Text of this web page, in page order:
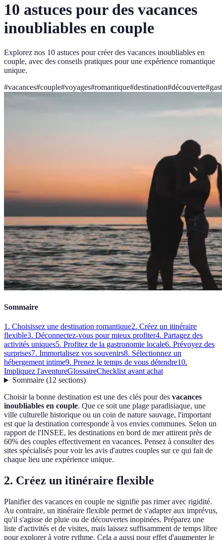
10 astuces pour des vacances
inoubliables en couple
Explorez nos 10 astuces pour créer des vacances inoubliables en
couple, avec des conseils pratiques pour une expérience romantique
unique.
#vacances#couple#voyages#romantique#destination#découverte#
Sommaire
1. Choisissez une destination romantique2. Créez un itinéraire
flexible3. Déconnectez-vous pour mieux profiter4. Partagez des
activités uniques5. Profitez de la gastronomie locale6. Prévoyez des
surprises7. Immortalisez vos souvenirs8. Sélectionnez un
hébergement intime9. Prenez le temps de vous détendre10.
Impliquez l'aventureGlossaireChecklist avant achat
Sommaire(12 sections)
Choisir la bonne destination est une des clés pour des vacances
inoubliables en couple. Que ce soit une plage paradisiaque, une
ville culturelle historique ou un coin de nature sauvage, l'important
est que la destination corresponde à vos envies communes. Selon un
rapport de l'INSEE, les destinations en bord de mer attirent près de
60% des couples effectivement en vacances. Pensez à consulter des
sites spécialisés pour voir les avis d'autres couples sur ce qui fait de
chaque lieu une expérience unique.
2. Créez un itinéraire flexible
Planifier des vacances en couple ne signifie pas rimer avec rigidité.
Au contraire, un itinéraire flexible permet de s'adapter aux imprévus,
qu'il s'agisse de pluie ou de découvertes inopinées. Préparez une
liste d'activités et de visites, mais laissez suffisamment de temps libre
pour explorer à votre rythme. Cela a aussi pour effet d'augmenter le